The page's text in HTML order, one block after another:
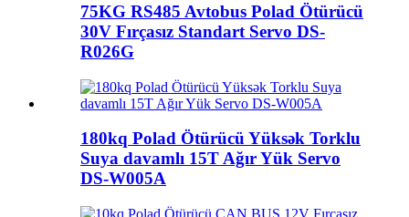
75KG RS485 Avtobus Polad Ötürücü
30V Fırçasız Standart Servo DS-
R026G
180kq Polad Ötürücü Yüksək Torklu
Suya davamlı 15T Ağır Yük Servo
DS-W005A